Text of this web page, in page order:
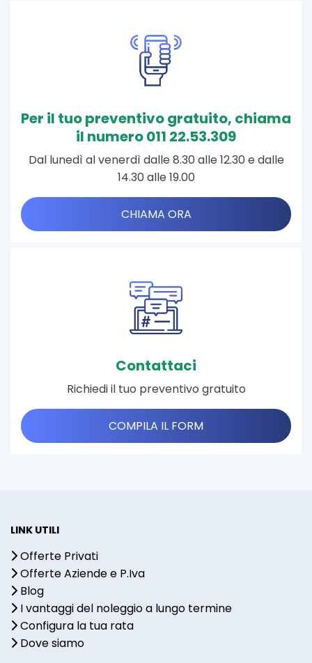
Per il tuo preventivo gratuito, chiama
il numero 011 22.53.309
Dal lunedì al venerdì dalle 8.30 alle 12.30 e dalle
14.30 alle 19.00
CHIAMA ORA
Contattaci
Richiedi il tuo preventivo gratuito
COMPILA IL FORM
LINK UTILI
Offerte Privati
Offerte Aziende e P.Iva
Blog
I vantaggi del noleggio a lungo termine
Configura la tua rata
Dove siamo